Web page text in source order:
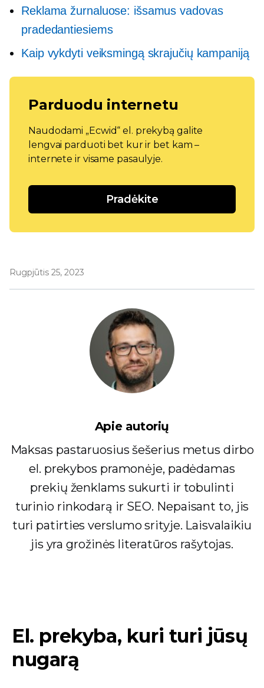
Reklama žurnaluose: išsamus vadovas
pradedantiesiems
Kaip vykdyti veiksmingą skrajučių kampaniją
Parduodu internetu
Naudodami „Ecwid“ el. prekybą galite
lengvai parduoti bet kur ir bet kam –
internete ir visame pasaulyje.
Pradėkite
Rugpjūtis 25, 2023
Apie autorių
Maksas pastaruosius šešerius metus dirbo
el. prekybos pramonėje, padėdamas
prekių ženklams sukurti ir tobulinti
turinio rinkodarą ir SEO. Nepaisant to, jis
turi patirties verslumo srityje. Laisvalaikiu
jis yra grožinės literatūros rašytojas.
El. prekyba, kuri turi jūsų
nugarą